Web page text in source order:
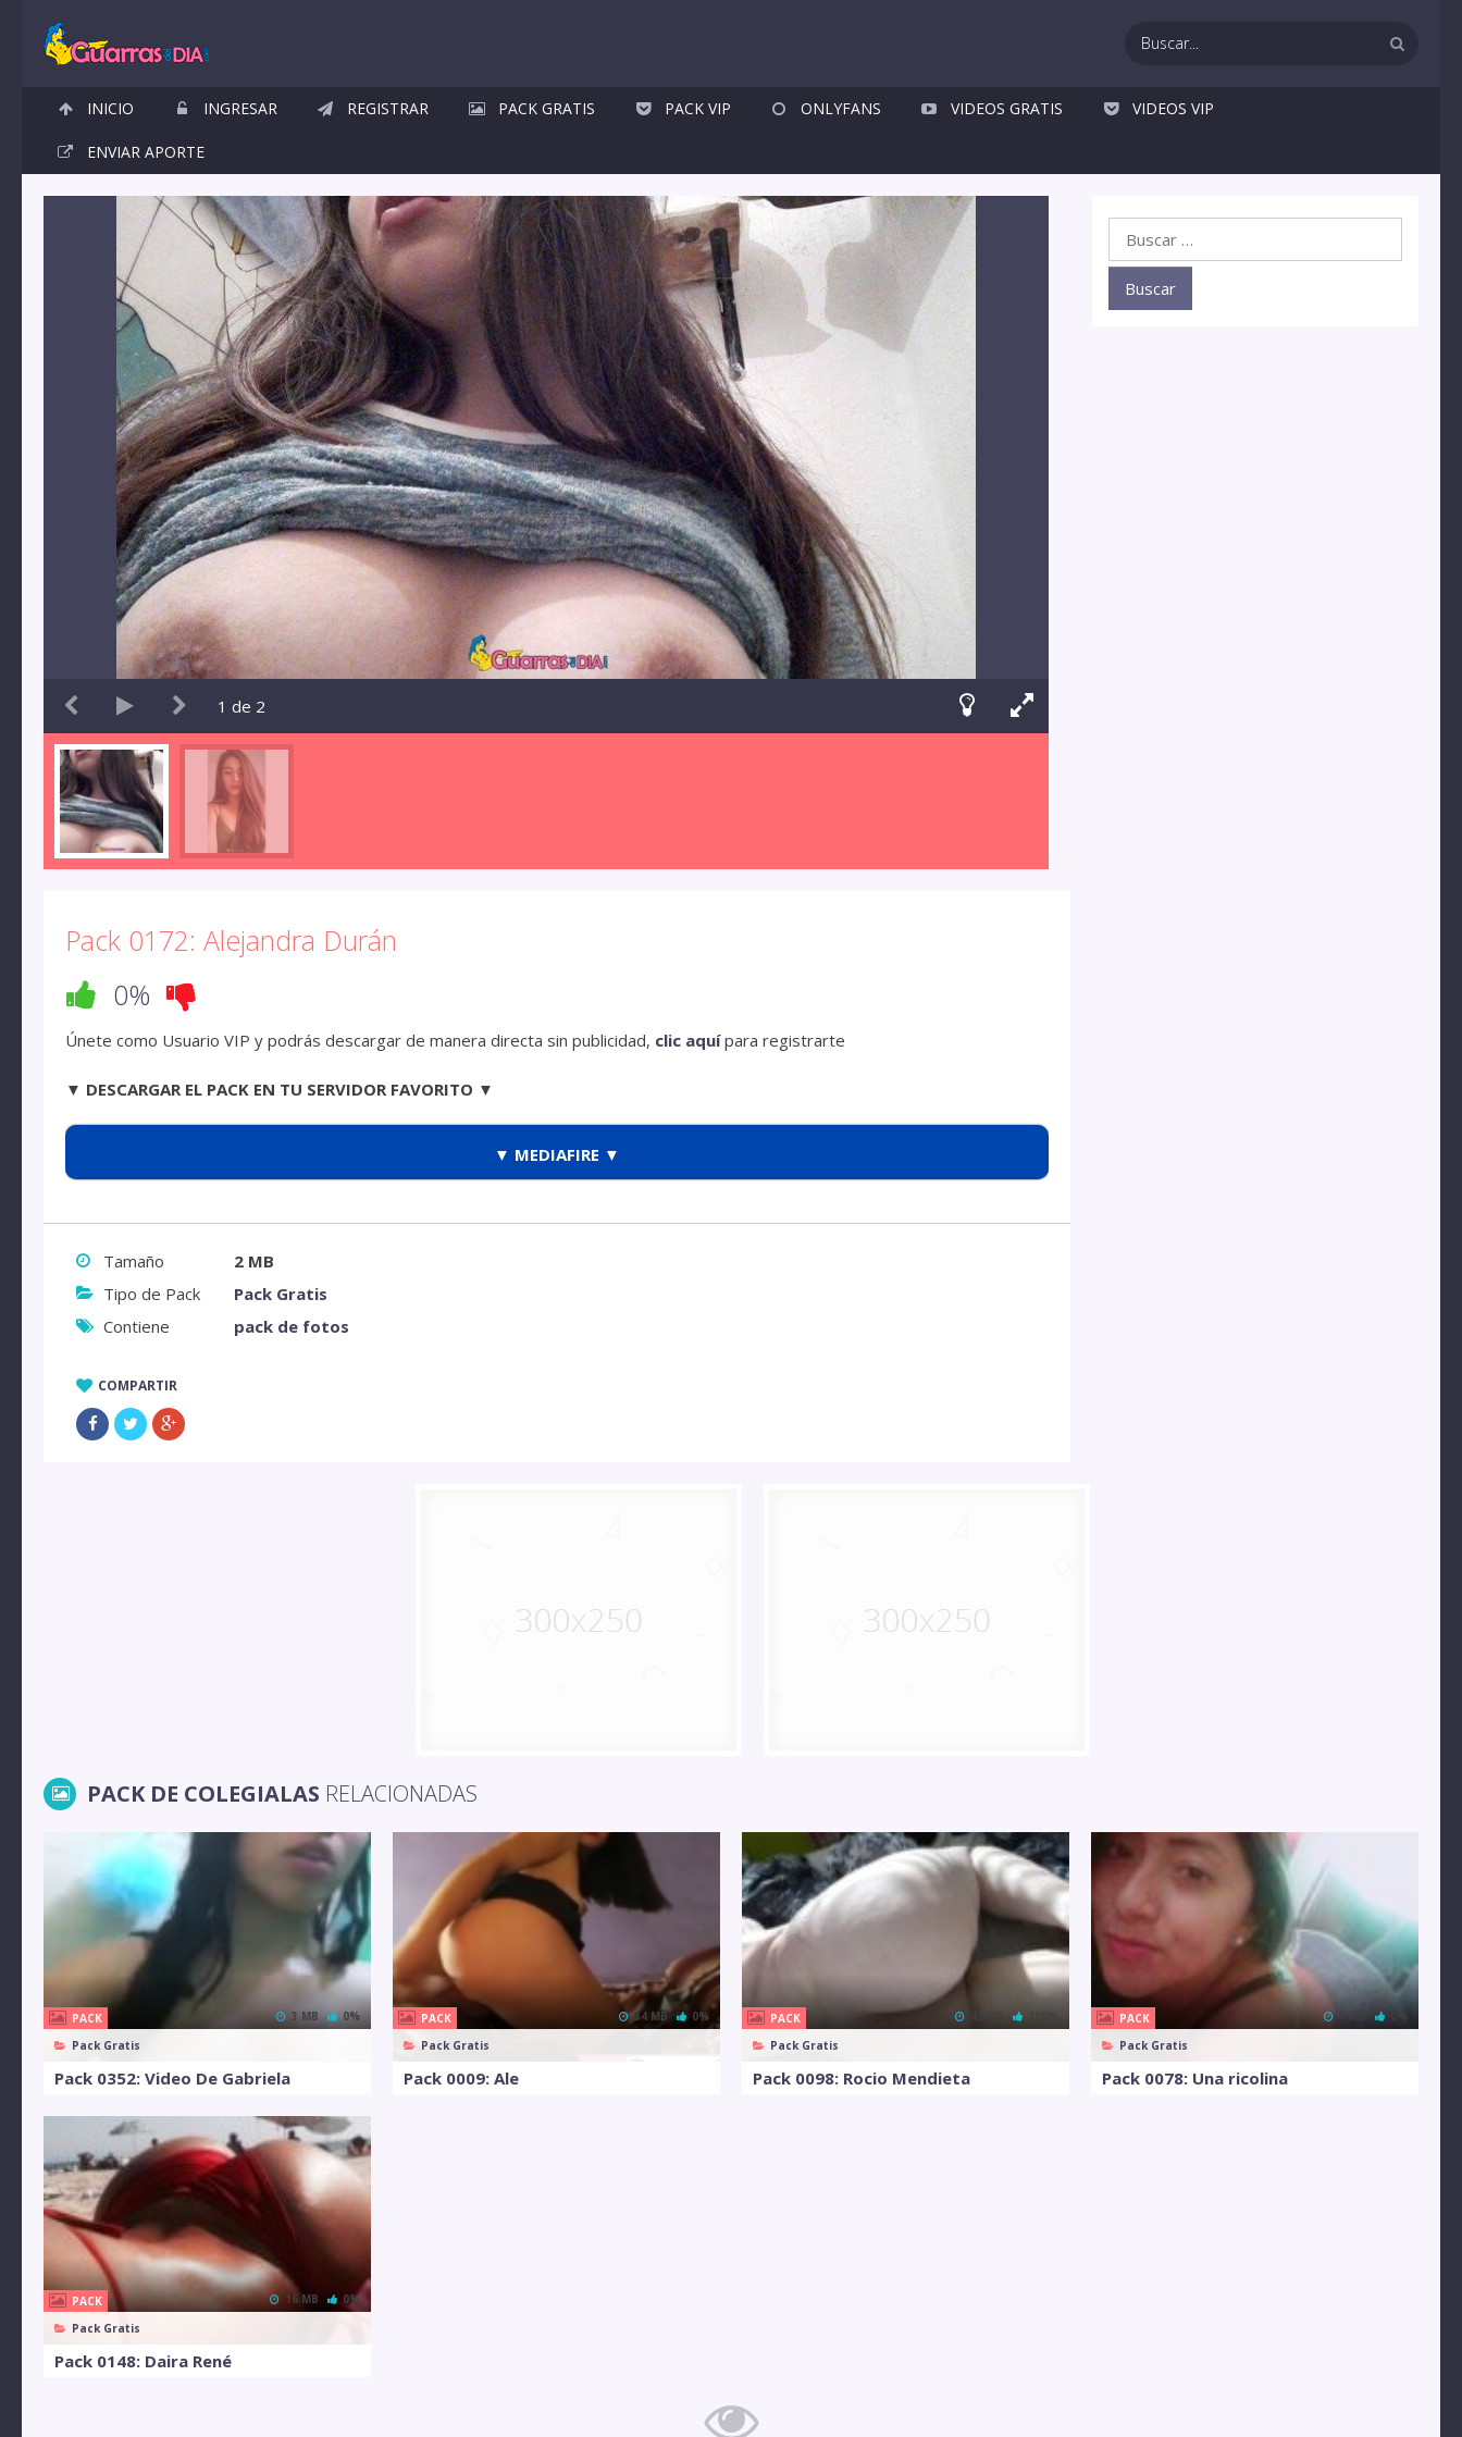
INICIO INGRESAR REGISTRAR PACK GRATIS PACK VIP ONLYFANS VIDEOS GRATIS VIDEOS VIP
ENVIAR APORTE
1 de 2
Pack 0172: Alejandra Durán
0%
Únete como Usuario VIP y podrás descargar de manera directa sin publicidad, clic aquípara registrarte
▼ DESCARGAR EL PACK EN TU SERVIDOR FAVORITO ▼
▼ MEDIAFIRE ▼
Tamaño
2 MB
Tipo de Pack
Pack Gratis
Contiene
pack de fotos
COMPARTIR
PACK DE COLEGIALAS RELACIONADAS
PACK
Pack Gratis
3 MB 0%
Pack 0352: Video De Gabriela
PACK
Pack Gratis
34 MB 0%
Pack 0009: Ale
PACK
Pack Gratis
Pack 0098: Rocio Mendieta
PACK
Pack Gratis
Pack 0078: Una ricolina
PACK
Pack Gratis
16 MB 0%
Pack 0148: Daira René